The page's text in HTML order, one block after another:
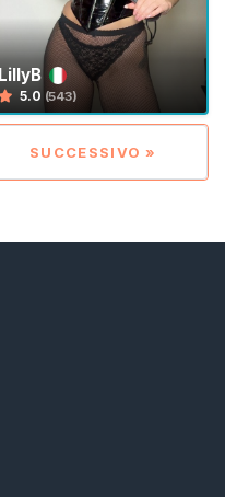
LillyB
5.0 (543)
SUCCESSIVO »